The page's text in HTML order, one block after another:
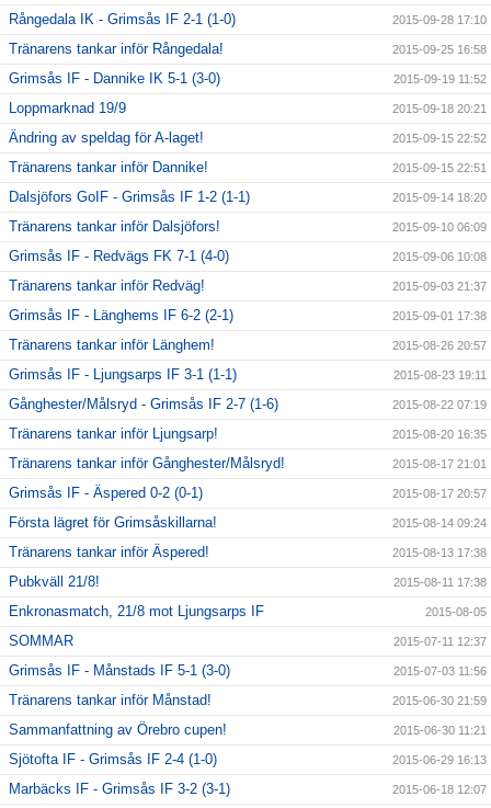
Rångedala IK - Grimsås IF 2-1 (1-0) 2015-09-28 17:10
Tränarens tankar inför Rångedala! 2015-09-25 16:58
Grimsås IF - Dannike IK 5-1 (3-0) 2015-09-19 11:52
Loppmarknad 19/9 2015-09-18 20:21
Ändring av speldag för A-laget! 2015-09-15 22:52
Tränarens tankar inför Dannike! 2015-09-15 22:51
Dalsjöfors GoIF - Grimsås IF 1-2 (1-1) 2015-09-14 18:20
Tränarens tankar inför Dalsjöfors! 2015-09-10 06:09
Grimsås IF - Redvägs FK 7-1 (4-0) 2015-09-06 10:08
Tränarens tankar inför Redväg! 2015-09-03 21:37
Grimsås IF - Länghems IF 6-2 (2-1) 2015-09-01 17:38
Tränarens tankar inför Länghem! 2015-08-26 20:57
Grimsås IF - Ljungsarps IF 3-1 (1-1) 2015-08-23 19:11
Gånghester/Målsryd - Grimsås IF 2-7 (1-6) 2015-08-22 07:19
Tränarens tankar inför Ljungsarp! 2015-08-20 16:35
Tränarens tankar inför Gånghester/Målsryd! 2015-08-17 21:01
Grimsås IF - Äspered 0-2 (0-1) 2015-08-17 20:57
Första lägret för Grimsåskillarna! 2015-08-14 09:24
Tränarens tankar inför Äspered! 2015-08-13 17:38
Pubkväll 21/8! 2015-08-11 17:38
Enkronasmatch, 21/8 mot Ljungsarps IF 2015-08-05
SOMMAR 2015-07-11 12:37
Grimsås IF - Månstads IF 5-1 (3-0) 2015-07-03 11:56
Tränarens tankar inför Månstad! 2015-06-30 21:59
Sammanfattning av Örebro cupen! 2015-06-30 11:21
Sjötofta IF - Grimsås IF 2-4 (1-0) 2015-06-29 16:13
Marbäcks IF - Grimsås IF 3-2 (3-1) 2015-06-18 12:07